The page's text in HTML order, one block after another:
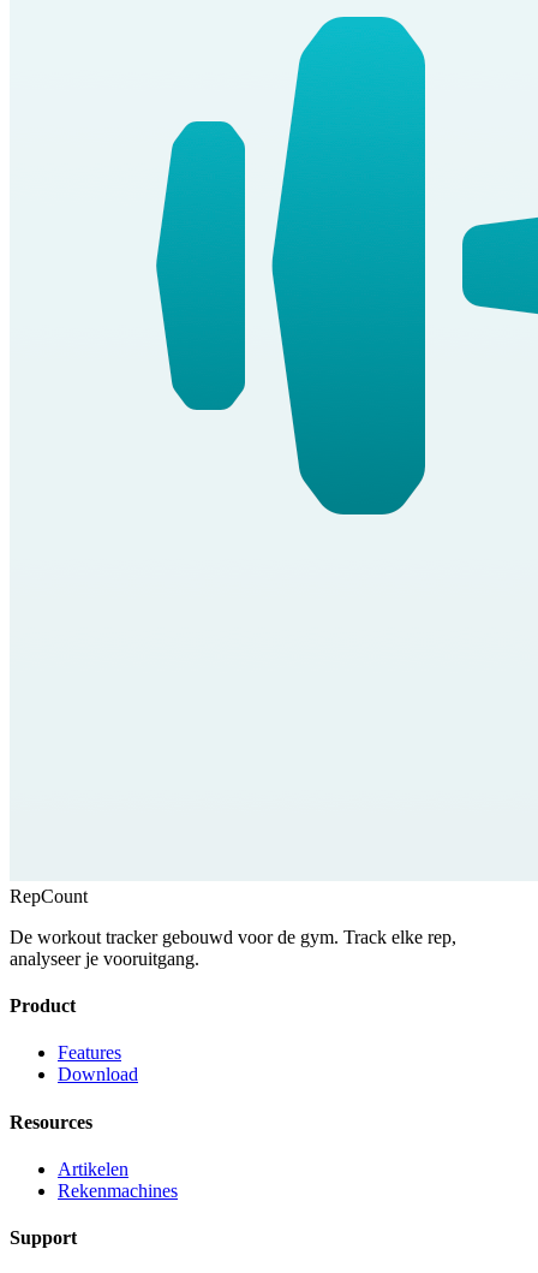
RepCount
De workout tracker gebouwd voor de gym. Track elke rep,
analyseer je vooruitgang.
Product
Features
Download
Resources
Artikelen
Rekenmachines
Support